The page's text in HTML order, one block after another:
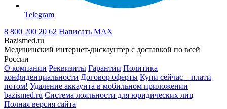
Telegram
8 800 200 20 62 Написать MAX
Bazismed.ru
Медицинский интернет-дискаунтер с доставкой по всей
России
О компании Реквизиты Гарантии Политика
конфиденциальности Договор оферты Купи сейчас – плати
потом! Удаление аккаунта в мобильном приложении
bazismed.ru Система лояльности для юридических лиц
Полная версия сайта